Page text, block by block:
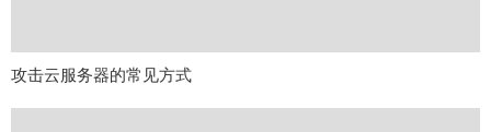
攻击云服务器的常见方式